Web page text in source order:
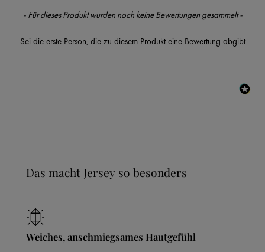
- Für dieses Produkt wurden noch keine Bewertungen gesammelt -
Sei die erste Person, die zu diesem Produkt eine Bewertung abgibt
New content loaded
Das macht Jersey so besonders
Weiches, anschmiegsames Hautgefühl